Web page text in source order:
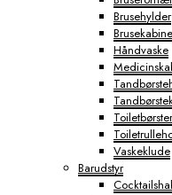
Brusehylder
Håndvaske
Toiletbørster
Vaskeklude
Barudstyr